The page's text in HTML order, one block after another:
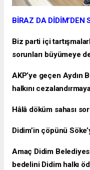
BİRAZ DA
Biz parti içi
sorunları büyümeye
AKP’ye geçen Aydın
halkını
Hâlâ döküm sahası
Didim’in çöpünü
Amaç Didim
bedelini Didim halkı